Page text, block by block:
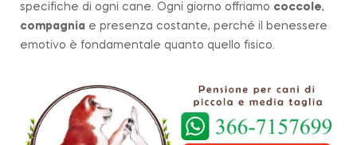
specifiche di ogni cane. Ogni giorno offriamo coccole,
compagnia e presenza costante, perché il benessere
emotivo è fondamentale quanto quello fisico.